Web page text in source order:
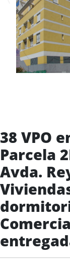
38 VPO
Parcela
Avda.